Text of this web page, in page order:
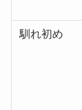
馴れ初め